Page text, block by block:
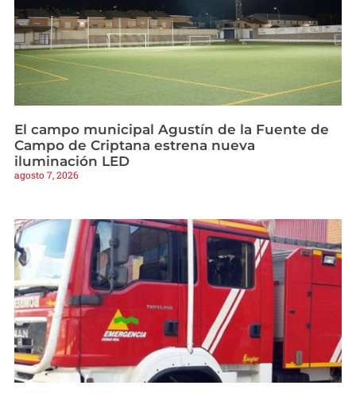
El campo municipal Agustín de la Fuente de
Campo de Criptana estrena nueva
iluminación LED
agosto 7, 2026